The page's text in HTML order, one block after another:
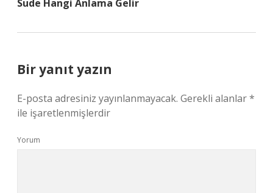
Sude Hangi Anlama Gelir
Bir yanıt yazın
E-posta adresiniz yayınlanmayacak. Gerekli alanlar*
ile işaretlenmişlerdir
Yorum